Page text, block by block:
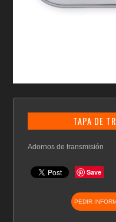
TAPA DE
Adornos de transmisión
Save
PEDIR